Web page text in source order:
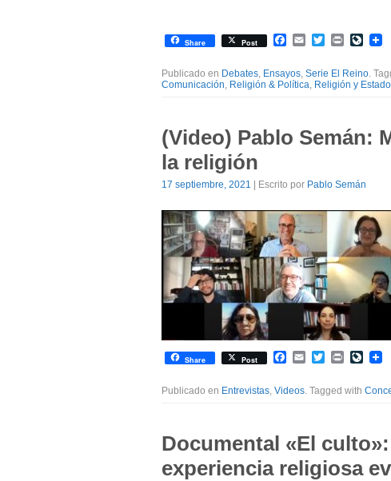
Share Post Facebook
EmailTwitterPrint
Publicado en Debates, Ensayos, Serie El Reino.
Comunicación, Religión & Política, Religión y Estado
(Video) Pablo Semán:
la religión
17 septiembre, 2021 | Escrito por Pablo Semán
Share Post Facebook
EmailTwitterPrint
Publicado en Entrevistas, Videos. Tagged with
Documental «El
experiencia religiosa